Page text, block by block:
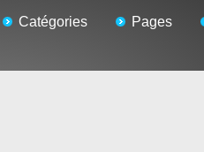
Catégories Pages